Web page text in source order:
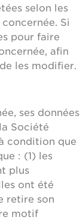
selon les
Si
pour faire
afin
les modifier.
ses données
Société
condition que
: (1) les
plus
ont été
retire son
motif